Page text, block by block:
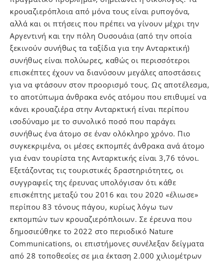
κρουαζιερόπλοια από μόνα τους είναι ρυπογόνα,
αλλά και οι πτήσεις που πρέπει να γίνουν μέχρι την
Αργεντινή και την πόλη Ουσουάια (από την οποία
ξεκινούν συνήθως τα ταξίδια για την Ανταρκτική)
συνήθως είναι πολύωρες, καθώς οι περισσότεροι
επισκέπτες έχουν να διανύσουν μεγάλες αποστάσεις
για να φτάσουν στον προορισμό τους. Ως αποτέλεσμα,
το αποτύπωμα άνθρακα ενός ατόμου που επιθυμεί να
κάνει κρουαζιέρα στην Ανταρκτική είναι περίπου
ισοδύναμο με το συνολικό ποσό που παράγει
συνήθως ένα άτομο σε έναν ολόκληρο χρόνο. Πιο
συγκεκριμένα, οι μέσες εκπομπές άνθρακα ανά άτομο
για έναν τουρίστα της Ανταρκτικής είναι 3,76 τόνοι.
Εξετάζοντας τις τουριστικές δραστηριότητες, οι
συγγραφείς της έρευνας υπολόγισαν ότι κάθε
επισκέπτης μεταξύ του 2016 και του 2020 «έλιωσε»
περίπου 83 τόνους πάγου, κυρίως λόγω των
εκπομπών των κρουαζιερόπλοιων. Σε έρευνα που
δημοσιεύθηκε το 2022 στο περιοδικό Nature
Communications, οι επιστήμονες συνέλεξαν δείγματα
από 28 τοποθεσίες σε μια έκταση 2.000 χιλιομέτρων